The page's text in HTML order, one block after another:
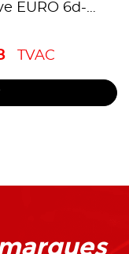
EURO 6d-
TVAC